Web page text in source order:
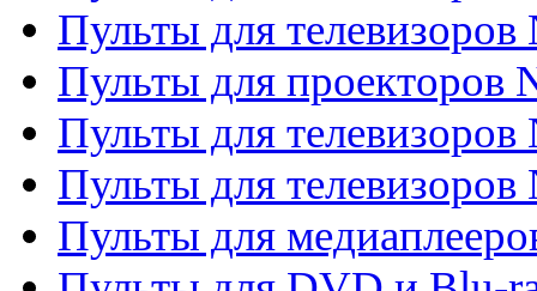
Пульты для телевизоров
Пульты для проекторов
Пульты для телевизоров
Пульты для телевизоров
Пульты для